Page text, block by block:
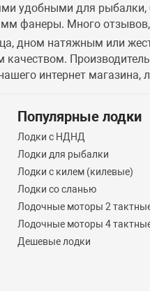
удобными для
фанеры. Много
дном натяжным или
интернет магазина,
Популярные лодки
Лодки с НДНД
Лодки для рыбалки
Лодки с килем (килевые)
Лодки со сланью
Лодочные моторы 2
Лодочные моторы 4
Дешевые лодки